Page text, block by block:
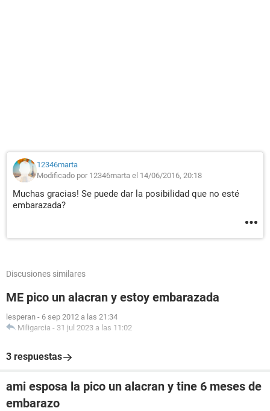
12346marta
Modificado por 12346marta el 14/06/2016, 20:18
Muchas gracias! Se puede dar la posibilidad que no esté
embarazada?
Discusiones similares
ME pico un alacran y estoy embarazada
lesperan - 6 sep 2012 a las 21:34
Miligarcia - 31 jul 2023 a las 11:02
3 respuestas
ami esposa la pico un alacran y tine 6 meses de
embarazo